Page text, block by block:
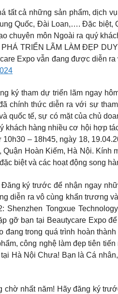
cả những sản phẩm, dịch
Quốc, Đài Loan,…. Đặc
chuyên môn Ngoài ra quý
TRIỂN LÃM LÀM ĐẸP
Expo vẫn đang được diễn
ký tham dự triển lãm ngay
chính thức diễn ra với sự
quốc tế, sự có mặt của chủ
hàng nhiều cơ hội hợp
– 18h45, ngày 18,
Hoàn Kiếm, Hà Nội.
biệt và các hoạt động song
ký trước để nhận ngay
diễn ra vô cùng khẩn trương
Tongxue
gỡ bạn tại Beautycare Expo
trong quá trình hoàn
công nghệ làm đẹp tiên
Hà Nội Chưa! Bạn là Cá
nhất năm! Hãy đăng ký